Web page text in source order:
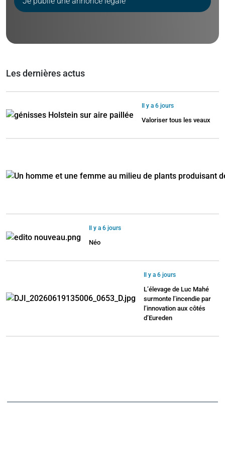
Les dernières actus
Il y a 6 jours
Valoriser tous les veaux
Il y a 6 jours
Néo
Il y a 6 jours
L’élevage de Luc Mahé
surmonte l’incendie par
l’innovation aux côtés
d’Eureden